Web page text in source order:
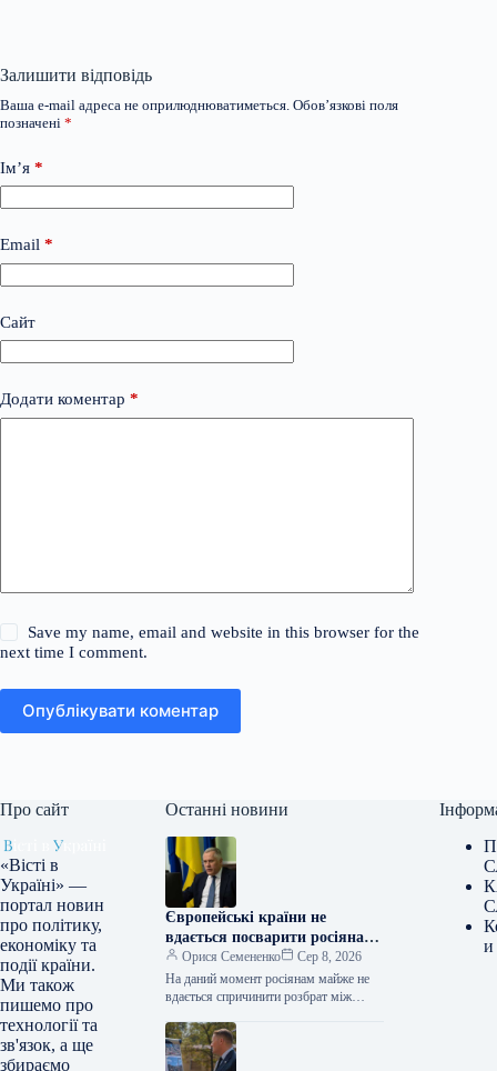
Залишити відповідь
Ваша e-mail адреса не оприлюднюватиметься. Обов’язкові поля
позначені *
Ім’я *
Email *
Сайт
Додати коментар *
Save my name, email and website in this browser for the
next time I comment.
Опублікувати коментар
Про сайт
«Вісті в
Україні» —
портал новин
про політику,
економіку та
події країни.
Ми також
пишемо про
технології та
зв'язок, а ще
збираємо
Останні новини
Європейські країни не
вдається посварити росіянам,
каже Жовква.
Орися Семененко
Сер 8, 2026
На даний момент росіянам майже не
вдається спричинити розбрат між
розкол. Про це заявив заступник
голови…
и